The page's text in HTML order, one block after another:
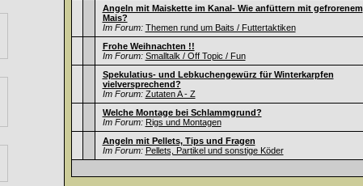
Angeln mit Maiskette im Kanal- Wie anfüttern mit gefrorenem
Mais?
Im Forum: Themen rund um Baits / Futtertaktiken
Frohe Weihnachten !!
Im Forum: Smalltalk / Off Topic / Fun
Spekulatius- und Lebkuchengewürz für Winterkarpfen
vielversprechend?
Im Forum: Zutaten A - Z
Welche Montage bei Schlammgrund?
Im Forum: Rigs und Montagen
Angeln mit Pellets, Tips und Fragen
Im Forum: Pellets, Partikel und sonstige Köder